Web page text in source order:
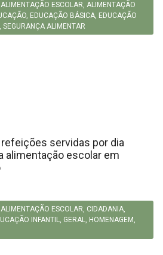
ALIMENTAÇÃO ESCOLAR, ALIMENTAÇÃO
, EDUCAÇÃO BÁSICA, EDUCAÇÃO
, SEGURANÇA ALIMENTAR
servidas por dia
alimentação escolar em
ALIMENTAÇÃO ESCOLAR, CIDADANIA,
INFANTIL, GERAL, HOMENAGEM ,